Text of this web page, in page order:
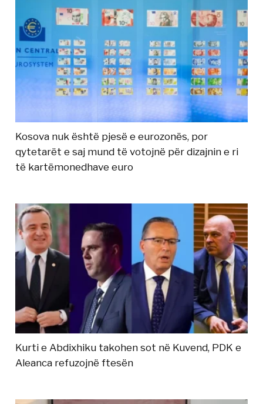
Kosova nuk është pjesë e eurozonës, por
qytetarët e saj mund të votojnë për dizajnin e ri
të kartëmonedhave euro
Kurti e Abdixhiku takohen sot në Kuvend, PDK e
Aleanca refuzojnë ftesën